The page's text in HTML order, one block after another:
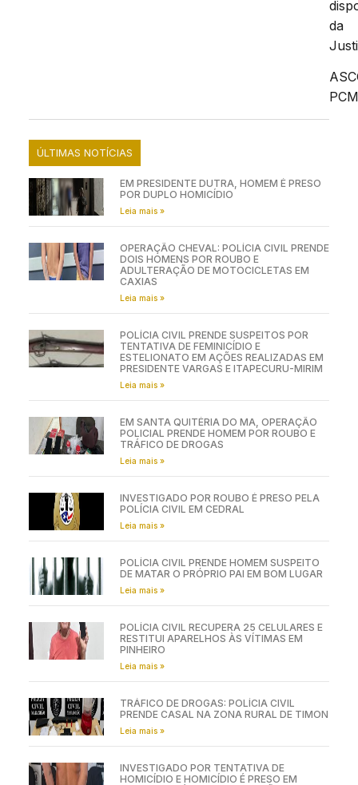
da
ÚLTIMAS NOTÍCIAS
EM PRESIDENTE DUTRA, HOMEM É PRESO
POR DUPLO HOMICÍDIO
Leia mais »
OPERAÇÃO CHEVAL: POLÍCIA CIVIL PRENDE
DOIS HOMENS POR ROUBO E
ADULTERAÇÃO DE MOTOCICLETAS EM
CAXIAS
Leia mais »
POLÍCIA CIVIL PRENDE SUSPEITOS POR
TENTATIVA DE FEMINICÍDIO E
ESTELIONATO EM AÇÕES REALIZADAS EM
PRESIDENTE VARGAS E ITAPECURU-MIRIM
Leia mais »
EM SANTA QUITÉRIA DO MA, OPERAÇÃO
POLICIAL PRENDE HOMEM POR ROUBO E
TRÁFICO DE DROGAS
Leia mais »
INVESTIGADO POR ROUBO É PRESO PELA
POLÍCIA CIVIL EM CEDRAL
Leia mais »
POLÍCIA CIVIL PRENDE HOMEM SUSPEITO
DE MATAR O PRÓPRIO PAI EM BOM LUGAR
Leia mais »
POLÍCIA CIVIL RECUPERA 25 CELULARES E
RESTITUI APARELHOS ÀS VÍTIMAS EM
PINHEIRO
Leia mais »
TRÁFICO DE DROGAS: POLÍCIA CIVIL
PRENDE CASAL NA ZONA RURAL DE TIMON
Leia mais »
INVESTIGADO POR TENTATIVA DE
HOMICÍDIO E HOMICÍDIO É PRESO EM